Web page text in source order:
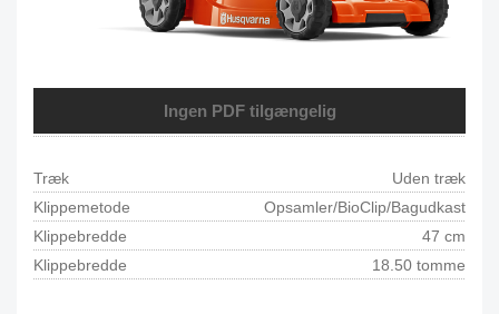
Ingen PDF tilgængelig
Træk
Uden træk
Klippemetode
Opsamler/BioClip/Bagudkast
Klippebredde
47 cm
Klippebredde
18.50 tomme